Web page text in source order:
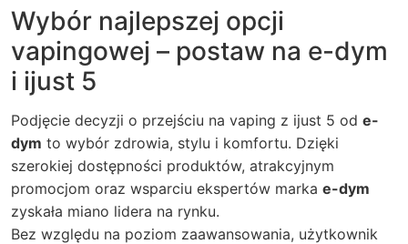
Wybór najlepszej opcji
vapingowej – postaw na e-dym
i ijust 5
Podjęcie decyzji o przejściu na vaping z ijust 5 od e-
dym to wybór zdrowia, stylu i komfortu. Dzięki
szerokiej dostępności produktów, atrakcyjnym
promocjom oraz wsparciu ekspertów marka e-dym
zyskała miano lidera na rynku.
Bez względu na poziom zaawansowania, użytkownik